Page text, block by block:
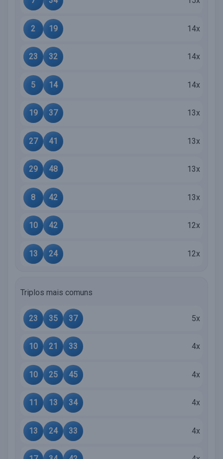
2 19 14x
23 32 14x
5 14 14x
19 37 13x
27 41 13x
29 48 13x
8 42 13x
10 42 12x
13 24 12x
Triplos mais comuns
23 35 37 5x
10 21 33 4x
10 25 45 4x
11 13 34 4x
13 24 33 4x